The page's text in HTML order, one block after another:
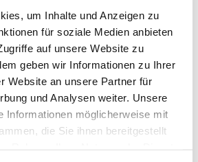
um Inhalte und Anzeigen zu
für soziale Medien anbieten
auf unsere Website zu
geben wir Informationen zu Ihrer
Website an unsere Partner für
und Analysen weiter. Unsere
Informationen möglicherweise mit
die Sie ihnen bereitgestellt
Januar 2027, 17:00 Uhr
Sie auch